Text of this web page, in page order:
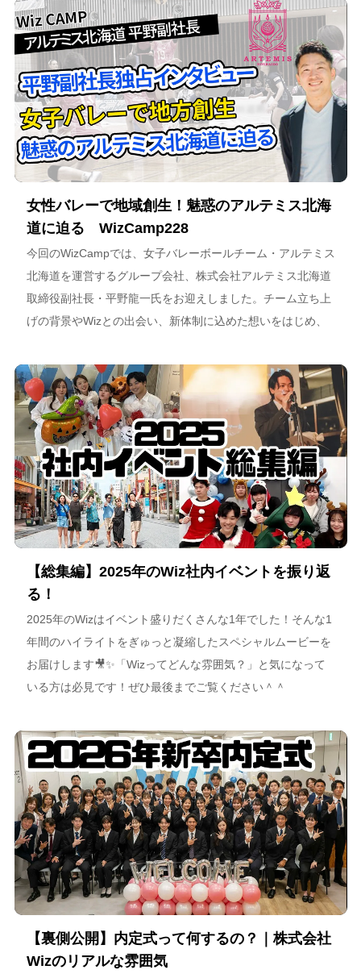
女性バレーで地域創生！魅惑のアルテミス北海
道に迫る WizCamp228
今回のWizCampでは、女子バレーボールチーム・アルテミス
北海道を運営するグループ会社、株式会社アルテミス北海道
取締役副社長・平野龍一氏をお迎えしました。チーム立ち上
げの背景やWizとの出会い、新体制に込めた想いをはじめ、
海道が描く今後のビジョンについて語っています。
【総集編】2025年のWiz社内イベントを振り返
る！
2025年のWizはイベント盛りだくさんな1年でした！そんな1
年間のハイライトをぎゅっと凝縮したスペシャルムービーを
お届けします🎥✨「Wizってどんな雰囲気？」と気になって
いる方は必見です！ぜひ最後までご覧ください＾＾
【裏側公開】内定式って何するの？｜株式会社
Wizのリアルな雰囲気